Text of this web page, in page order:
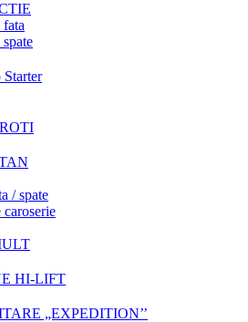
/ spate
caroserie
HI-LIFT
„EXPEDITION’’